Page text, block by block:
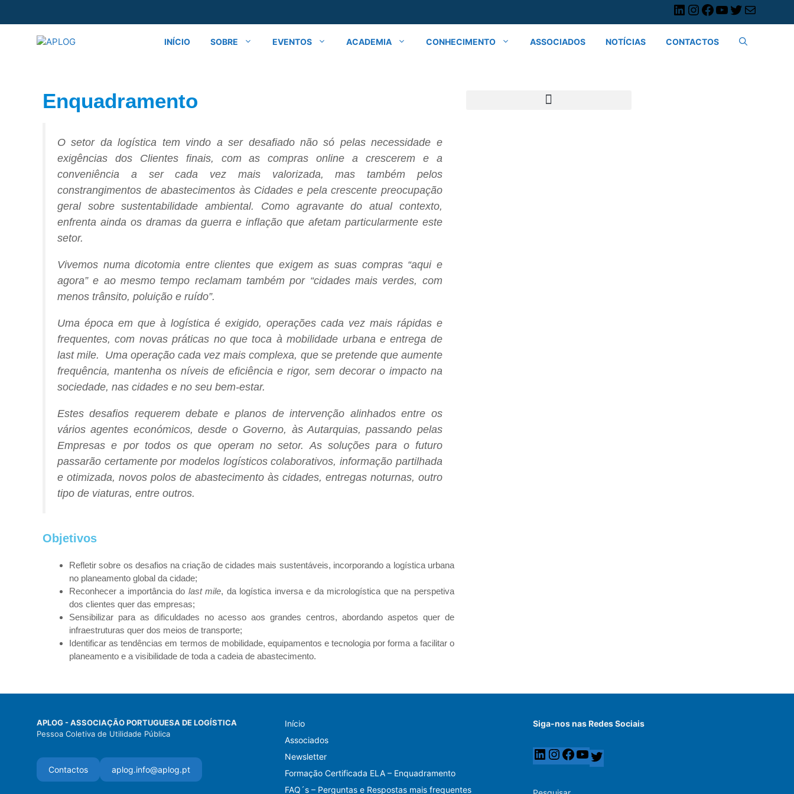
INÍCIO SOBRE EVENTOS ACADEMIA CONHECIMENTO ASSOCIADOS NOTÍCIAS CONTACTOS
Enquadramento
O setor da logística tem vindo a ser desafiado não só pelas necessidade e
exigências dos Clientes finais, com as compras online a crescerem e a
conveniência a ser cada vez mais valorizada, mas também pelos
constrangimentos de abastecimentos às Cidades e pela crescente preocupação
geral sobre sustentabilidade ambiental. Como agravante do atual contexto,
enfrenta ainda os dramas da guerra e inflação que afetam particularmente este
setor.
Vivemos numa dicotomia entre clientes que exigem as suas compras “aqui e
agora” e ao mesmo tempo reclamam também por “cidades mais verdes, com
menos trânsito, poluição e ruído”.
Uma época em que à logística é exigido, operações cada vez mais rápidas e
frequentes, com novas práticas no que toca à mobilidade urbana e entrega de
last mile. Uma operação cada vez mais complexa, que se pretende que aumente
frequência, mantenha os níveis de eficiência e rigor, sem decorar o impacto na
sociedade, nas cidades e no seu bem-estar.
Estes desafios requerem debate e planos de intervenção alinhados entre os
vários agentes económicos, desde o Governo, às Autarquias, passando pelas
Empresas e por todos os que operam no setor. As soluções para o futuro
passarão certamente por modelos logísticos colaborativos, informação partilhada
e otimizada, novos polos de abastecimento às cidades, entregas noturnas, outro
tipo de viaturas, entre outros.
Objetivos
Refletir sobre os desafios na criação de cidades mais sustentáveis, incorporando a logística urbana
no planeamento global da cidade;
Reconhecer a importância do last mile, da logística inversa e da micrologística que na perspetiva
dos clientes quer das empresas;
Sensibilizar para as dificuldades no acesso aos grandes centros, abordando aspetos quer de
infraestruturas quer dos meios de transporte;
Identificar as tendências em termos de mobilidade, equipamentos e tecnologia por forma a facilitar o
planeamento e a visibilidade de toda a cadeia de abastecimento.
APLOG - ASSOCIAÇÃO PORTUGUESA DE LOGÍSTICA
Pessoa Coletiva de Utilidade Pública
Contactos aplog.info@aplog.pt
Início
Associados
Newsletter
Formação Certificada ELA – Enquadramento
FAQ´s – Perguntas e Respostas mais frequentes
Siga-nos nas Redes Sociais